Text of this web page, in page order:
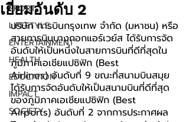
SPORT
LIFESTYLE
ENTERTAINMENT
HEALTH
EDUCATION
IMPACT
SOCIETY
เยี่ยมอันดับ 2
บริษัท การบินกรุงเทพ จำกัด (มหาชน) หรือ
สายการบินบางกอกแอร์เวย์ส ได้รับการจัด
อันดับให้เป็นหนึ่งในสายการบินที่ดีที่สุดใน
ภูมิภาคเอเชียแปซิฟิก (Best
Airlines) อันดับที่ 9 ขณะที่สนามบินสมุย
ได้รับการจัดอันดับให้เป็นสนามบินที่ดีที่สุด
ของภูมิภาคเอเชียแปซิฟิก (Best
Airports) อันดับที่ 2 จากการประกาศผล